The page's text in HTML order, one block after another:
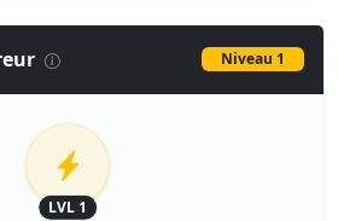
Niveau 1
LVL 1